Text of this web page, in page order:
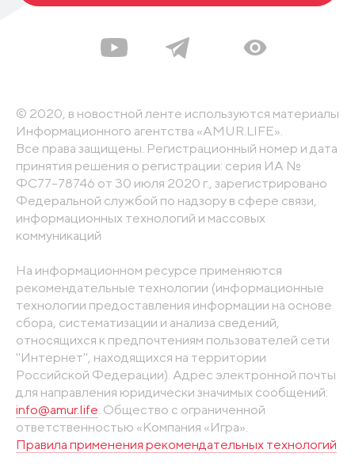
© 2020, в новостной ленте используются материалы
Информационного агентства «AMUR.LIFE».
Все права защищены. Регистрационный номер и дата
принятия решения о регистрации: серия ИА №
ФС77-78746 от 30 июля 2020 г., зарегистрировано
Федеральной службой по надзору в сфере связи,
информационных технологий и массовых
коммуникаций
На информационном ресурсе применяются
рекомендательные технологии (информационные
технологии предоставления информации на основе
сбора, систематизации и анализа сведений,
относящихся к предпочтениям пользователей сети
"Интернет", находящихся на территории
Российской Федерации). Адрес электронной почты
для направления юридически значимых сообщений:
info@amur.life. Общество с ограниченной
ответственностью «Компания «Игра».
Правила применения рекомендательных технологий